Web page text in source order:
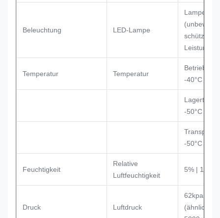
Beleuchtung LED-Lampe
Lampen
Temperatur Temperatur
-40°C |
-50°C | +
Transport-
-50°C |
Feuchtigkeit
Relative
Luftfeuchtigkeit
5% | 100%
Druck Luftdruck
62kpa |
(ähnlich